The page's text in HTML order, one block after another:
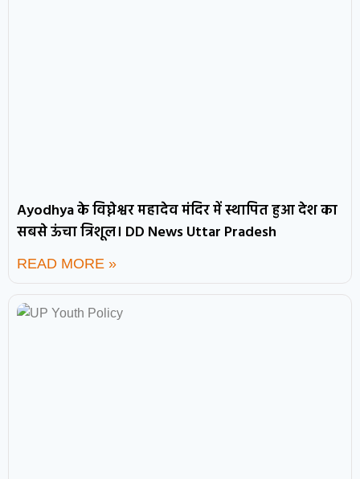
Ayodhya के विघ्नेश्वर महादेव मंदिर में स्थापित हुआ देश का
सबसे ऊंचा त्रिशूल। DD News Uttar Pradesh
READ MORE »